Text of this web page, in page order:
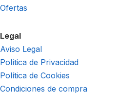
Ofertas
Legal
Aviso Legal
Política de Privacidad
Política de Cookies
Condiciones de compra